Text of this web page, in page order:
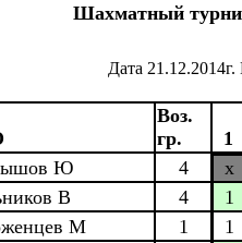
Шахматный
Дата
Воз.
гр.
1
Ю 4 x
В 4 1
М 1 1